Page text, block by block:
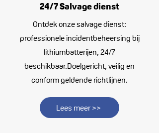
24/7 Salvage dienst
Ontdek onze salvage dienst:
professionele incidentbeheersing bij
lithiumbatterijen, 24/7
beschikbaar.Doelgericht, veilig en
conform geldende richtlijnen.
Lees meer >>